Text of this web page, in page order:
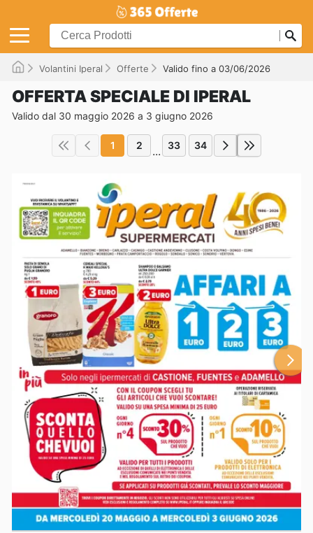
Volantini Iperal Offerte Valido fino a 03/06/2026
OFFERTA SPECIALE DI IPERAL
Valido dal 30 maggio 2026 a 3 giugno 2026
1 2 ... 33 34